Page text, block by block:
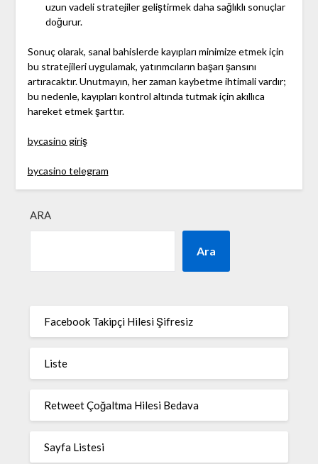
uzun vadeli stratejiler geliştirmek daha sağlıklı sonuçlar
doğurur.
Sonuç olarak, sanal bahislerde kayıpları minimize etmek için
bu stratejileri uygulamak, yatırımcıların başarı şansını
artıracaktır. Unutmayın, her zaman kaybetme ihtimali vardır;
bu nedenle, kayıpları kontrol altında tutmak için akıllıca
hareket etmek şarttır.
bycasino giriş
bycasino telegram
ARA
Ara
Facebook Takipçi Hilesi Şifresiz
Liste
Retweet Çoğaltma Hilesi Bedava
Sayfa Listesi